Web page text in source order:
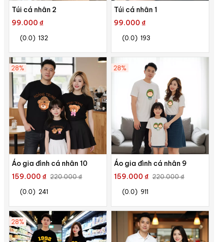
Túi cá nhân 2
99.000 ₫
(0.0) 132
Túi cá nhân 1
99.000 ₫
(0.0) 193
28%
Áo gia đình cá nhân 10
159.000 ₫ 220.000 ₫
(0.0) 241
28%
Áo gia đình cá nhân 9
159.000 ₫ 220.000 ₫
(0.0) 911
28%